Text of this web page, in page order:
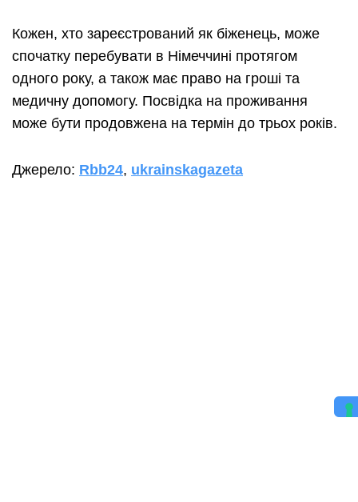
Кожен, хто зареєстрований як біженець, може
спочатку перебувати в Німеччині протягом
одного року, а також має право на гроші та
медичну допомогу. Посвідка на проживання
може бути продовжена на термін до трьох років.
Джерело: Rbb24, ukrainskagazeta